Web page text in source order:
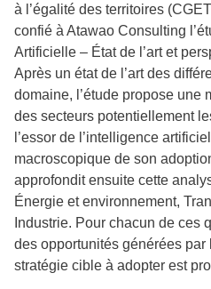
à l’égalité des territoires
confié à Atawao Consulting
Artificielle – État de l’art et
Après un état de l’art des
domaine, l’étude propose une
des secteurs potentiellement
l’essor de l’intelligence
macroscopique de son
approfondit ensuite cette
Énergie et environnement,
Industrie. Pour chacun de ces
des opportunités générées par
stratégie cible à adopter est